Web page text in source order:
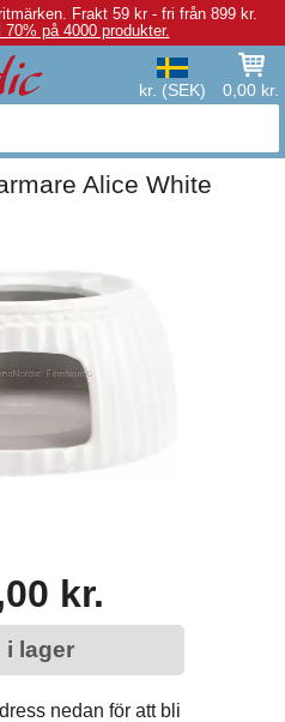
Frakt 59 kr - fri från 899 kr.
på 4000 produkter.
kr. (SEK) 0,00 kr.
Alice White
kr.
i lager
nedan för att bli